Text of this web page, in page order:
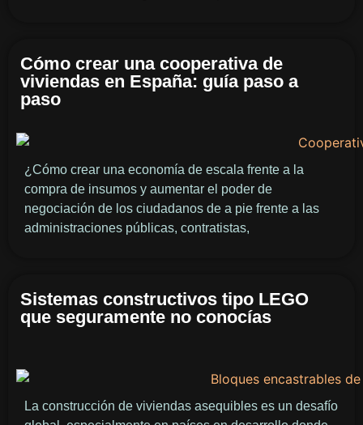
Cómo crear una cooperativa de
viviendas en España: guía paso a
paso
¿Cómo crear una economía de escala frente a la
compra de insumos y aumentar el poder de
negociación de los ciudadanos de a pie frente a las
administraciones públicas, contratistas,
Sistemas constructivos tipo LEGO
que seguramente no conocías
La construcción de viviendas asequibles es un desafío